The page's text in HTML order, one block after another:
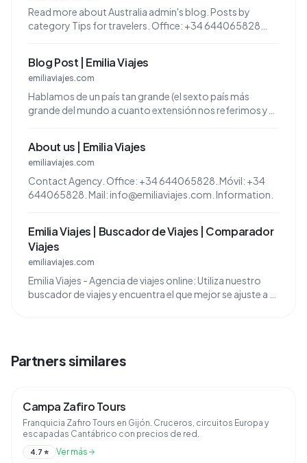
Read more about Australia admin's blog. Posts by
category Tips for travelers. Office: +34 644065828
Blog Post | Emilia Viajes
emiliaviajes.com
Hablamos de un país tan grande (el sexto país más
grande del mundo a cuanto extensión nos referimos y
About us | Emilia Viajes
emiliaviajes.com
Contact Agency. Office: +34 644065828. Móvil: +34
644065828. Mail: info@emiliaviajes.com. Information.
Emilia Viajes | Buscador de Viajes | Comparador
Viajes
emiliaviajes.com
Emilia Viajes - Agencia de viajes online: Utiliza nuestro
buscador de viajes y encuentra el que mejor se ajuste a ti.
Partners similares
Campa Zafiro Tours
Franquicia Zafiro Tours en Gijón. Cruceros, circuitos Europa y
escapadas Cantábrico con precios de red.
4.7 ⭐ Ver más